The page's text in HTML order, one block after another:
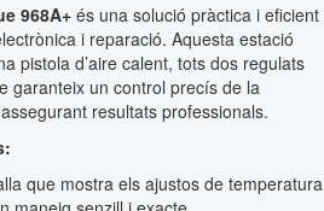
968A+ és una solució pràctica i eficient
i reparació. Aquesta estació
pistola d’aire calent, tots dos regulats
garanteix un control precís de la
resultats professionals.
que mostra els ajustos de temperatura